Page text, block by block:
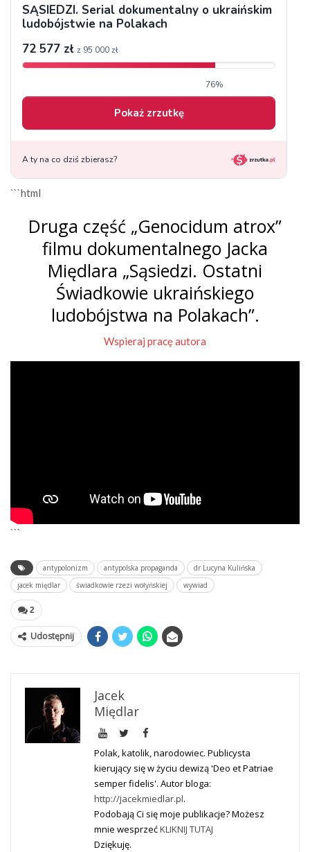
```html
Druga część „Genocidum atrox”
filmu dokumentalnego Jacka
Międlara „Sąsiedzi. Ostatni
Świadkowie ukraińskiego
ludobójstwa na Polakach”.
Wspieraj pracę autora
```
antypolonizm antypolska propaganda
dr Lucyna Kulińska
jacek międlar
świadkowie rzezi wołyńskiej wywiad
2
Udostępnij
Jacek
Międlar
Polak, katolik, narodowiec. Publicysta
kierujący się w życiu dewizą 'Deo et Patriae
semper fidelis'. Autor bloga:
http://jacekmiedlar.pl.
Podobają Ci się moje publikacje? Możesz
mnie wesprzećKLIKNIJ TUTAJ
Dziękuję.